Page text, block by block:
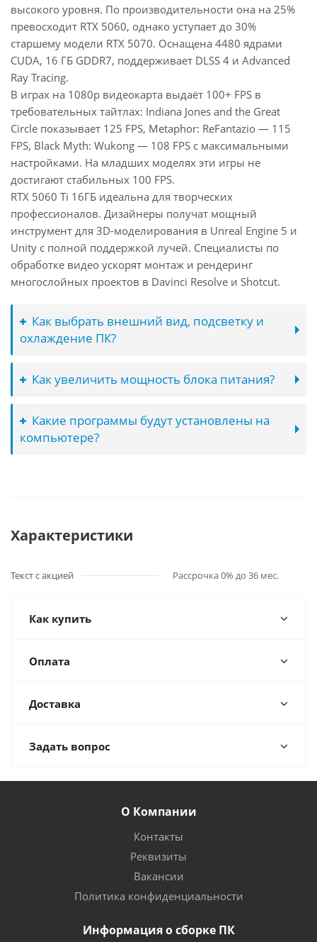
высокого уровня. По производительности она на 25%
превосходит RTX 5060, однако уступает до 30%
старшему модели RTX 5070. Оснащена 4480 ядрами
CUDA, 16 ГБ GDDR7, поддерживает DLSS 4 и Advanced
Ray Tracing.
В играх на 1080p видеокарта выдаёт 100+ FPS в
требовательных тайтлах: Indiana Jones and the Great
Circle показывает 125 FPS, Metaphor: ReFantazio — 115
FPS, Black Myth: Wukong — 108 FPS с максимальными
настройками. На младших моделях эти игры не
достигают стабильных 100 FPS.
RTX 5060 Ti 16ГБ идеальна для творческих
профессионалов. Дизайнеры получат мощный
инструмент для 3D-моделирования в Unreal Engine 5 и
Unity с полной поддержкой лучей. Специалисты по
обработке видео ускорят монтаж и рендеринг
многослойных проектов в Davinci Resolve и Shotcut.
Как выбрать внешний вид, подсветку и
охлаждение ПК?
Как увеличить мощность блока питания?
Какие программы будут установлены на
компьютере?
Характеристики
Текст с акцией Рассрочка 0% до 36 мес.
Как купить
Оплата
Доставка
Задать вопрос
О Компании
Контакты
Реквизиты
Вакансии
Политика конфиденциальности
Информация о сборке ПК